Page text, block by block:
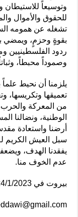
وتوسيعاً للاستيطان
للحقوق والأموال
تشغله عن همومه
بقوةٍ وحزمٍ، ويمضي
ردود الفلسطينيين
وصموداً محبطاً،
يلزمنا أن نحيط
تعميقها وتكريسها،
من المعركة والحرب،
الوطنية، ونضالنا
أرضنا واستعادة
سبل العيش الكريم
يفقدنا الهدف،
عدم الخوف منا.
بيروت في 24/1/2023